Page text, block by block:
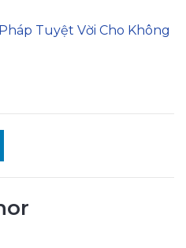
Tuyệt Vời Cho Không